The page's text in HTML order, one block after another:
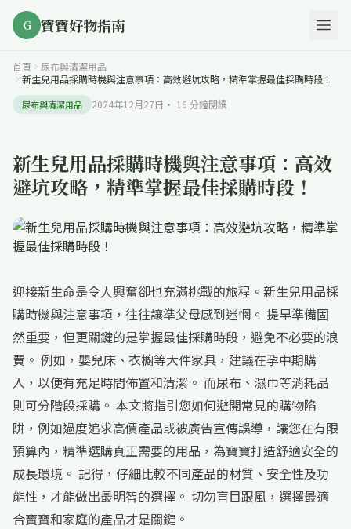
G 寶寶好物指南
首頁
尿布與清潔用品
新生兒用品採購時機與注意事項：高效避坑攻略，精準掌握最佳採購時段！
尿布與清潔用品 2024年12月27日 · 16 分鐘閱讀
新生兒用品採購時機與注意事項：高效
避坑攻略，精準掌握最佳採購時段！
迎接新生命是令人興奮卻也充滿挑戰的旅程。新生兒用品採
購時機與注意事項，往往讓準父母感到迷惘。 提早準備固
然重要，但更關鍵的是掌握最佳採購時段，避免不必要的浪
費。 例如，嬰兒床、衣櫥等大件家具，建議在孕中期購
入，以便有充足時間佈置和清潔。 而尿布、濕巾等消耗品
則可分階段採購。 本文將指引您如何避開常見的購物陷
阱，例如過度追求高價產品或被廣告宣傳誤導，讓您在有限
預算內，精準選購真正需要的用品，為寶寶打造舒適安全的
成長環境。 記得，仔細比較不同產品的材質、安全性及功
能性，才能做出最明智的選擇。 切勿盲目跟風，選擇最適
合寶寶和家庭的產品才是關鍵。